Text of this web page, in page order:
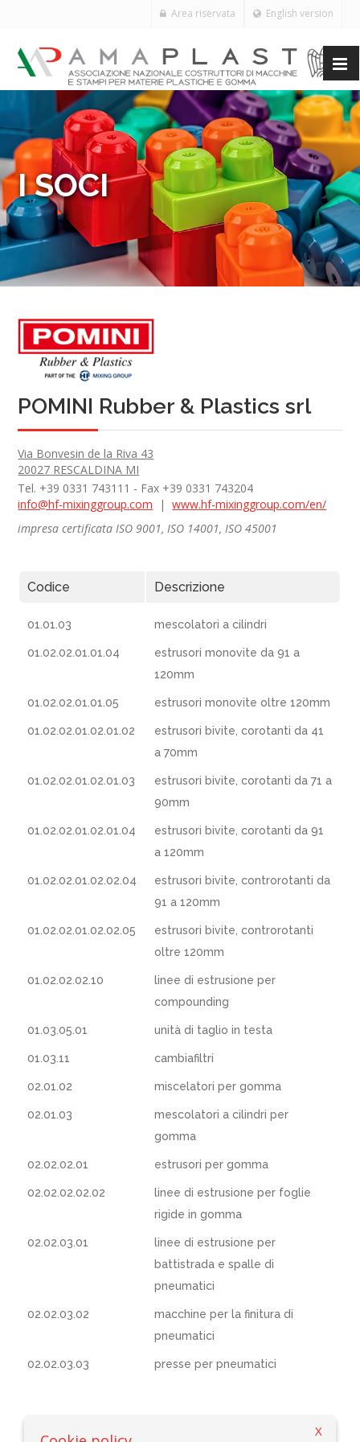
English version
Area riservata
I SOCI
POMINI Rubber & Plastics srl
Via Bonvesin de la Riva 43
20027 RESCALDINA MI
Tel. +39 0331 743111 - Fax +39 0331 743204
info@hf-mixinggroup.com |www.hf-mixinggroup.com/en/
impresa certificata ISO 9001, ISO 14001, ISO 45001
Codice Descrizione
01.01.03 mescolatori a cilindri
01.02.02.01.01.04
estrusori monovite da 91 a
120mm
01.02.02.01.01.05 estrusori monovite oltre 120mm
01.02.02.01.02.01.02
estrusori bivite, corotanti da 41
a 70mm
01.02.02.01.02.01.03
estrusori bivite, corotanti da 71 a
90mm
01.02.02.01.02.01.04
estrusori bivite, corotanti da 91
a 120mm
01.02.02.01.02.02.04
estrusori bivite, controrotanti da
91 a 120mm
01.02.02.01.02.02.05
estrusori bivite, controrotanti
oltre 120mm
01.02.02.02.10
linee di estrusione per
compounding
01.03.05.01 unità di taglio in testa
01.03.11 cambiafiltri
02.01.02 miscelatori per gomma
02.01.03
mescolatori a cilindri per
gomma
02.02.02.01 estrusori per gomma
02.02.02.02.02
linee di estrusione per foglie
rigide in gomma
02.02.03.01
linee di estrusione per
battistrada e spalle di
pneumatici
02.02.03.02
macchine per la finitura di
pneumatici
02.02.03.03 presse per pneumatici
X